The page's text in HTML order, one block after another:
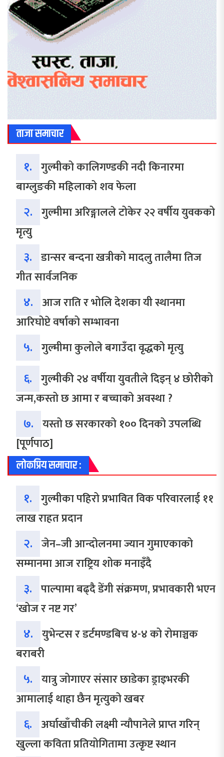
ताजा समाचार
१. गुल्मीको कालिगण्डकी नदी किनारमा
बाग्लुङकी महिलाको शव फेला
२. गुल्मीमा अरिङ्गालले टोकेर २२ वर्षीय युवकको
मृत्यु
३. डान्सर बन्दना खत्रीको मादलु तालैमा तिज
गीत सार्वजनिक
४. आज राति र भोलि देशका यी स्थानमा
आरिघोप्टे वर्षाको सम्भावना
५. गुल्मीमा कुलोले बगाउँदा वृद्धको मृत्यु
६. गुल्मीकी २४ वर्षीया युवतीले दिइन् ४ छोरीको
जन्म,कस्तो छ आमा र बच्चाको अवस्था ?
७. यस्तो छ सरकारको १०० दिनको उपलब्धि
[पूर्णपाठ]
लोकप्रिय समाचार :
१. गुल्मीका पहिरो प्रभावित विक परिवारलाई ११
लाख राहत प्रदान
२. जेन–जी आन्दोलनमा ज्यान गुमाएकाको
सम्मानमा आज राष्ट्रिय शोक मनाइँदै
३. पाल्पामा बढ्दै डेंगी संक्रमण, प्रभावकारी भएन
‘खोज र नष्ट गर’
४. युभेन्टस र डर्टमण्डबिच ४-४ को रोमाञ्चक
बराबरी
५. यात्रु जोगाएर संसार छाडेका ड्राइभरकी
आमालाई थाहा छैन मृत्युको खबर
६. अर्घाखाँचीकी लक्ष्मी न्यौपानेले प्राप्त गरिन्
खुल्ला कविता प्रतियोगितामा उत्कृष्ट स्थान